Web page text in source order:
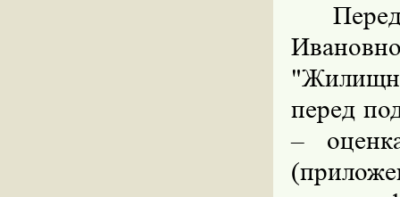
перед
–